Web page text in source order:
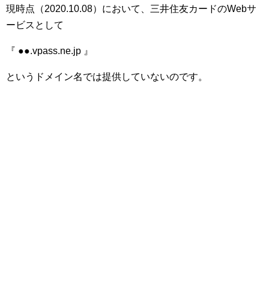
現時点（2020.10.08）において、三井住友カードのWebサ
ービスとして
『 ●●.vpass.ne.jp 』
というドメイン名では提供していないのです。